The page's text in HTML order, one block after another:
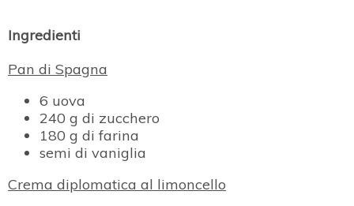
Ingredienti
Pan di Spagna
6 uova
240 g di zucchero
180 g di farina
semi di vaniglia
Crema diplomatica al limoncello